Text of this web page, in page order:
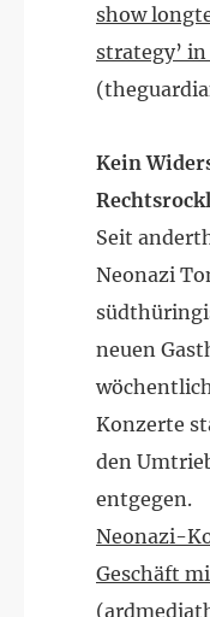
show
strategy’ in
Kein
Seit
Neonazi
neuen
Konzerte
den
entgegen.
Neonazi-
Geschäft